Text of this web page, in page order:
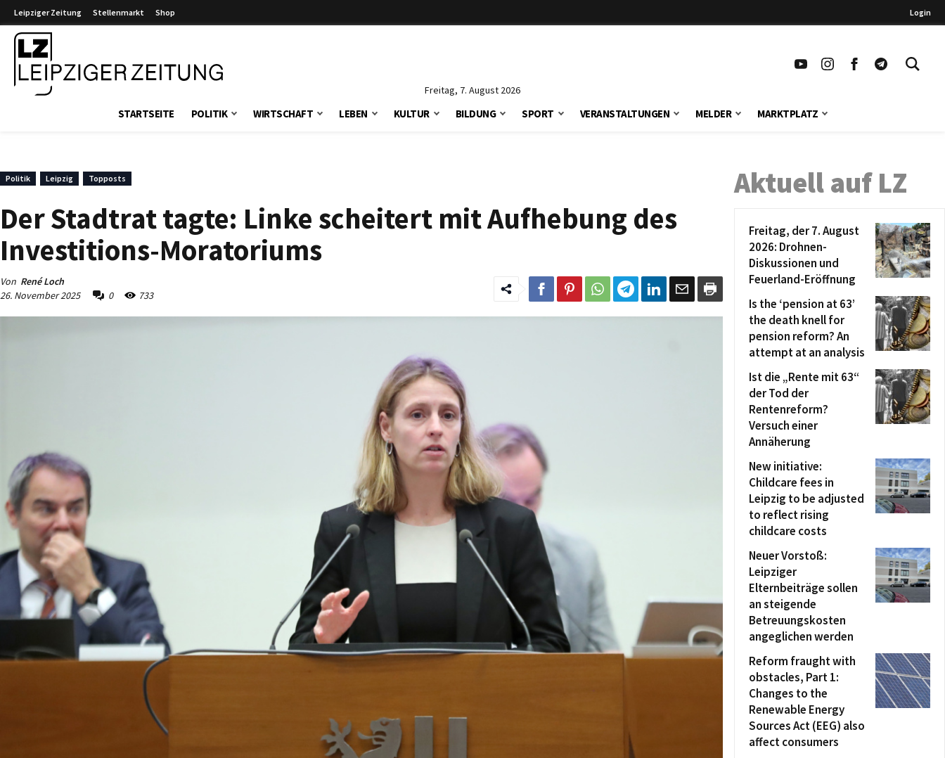
Leipziger Zeitung Stellenmarkt Shop Login
Freitag, 7. August 2026
STARTSEITE POLITIK WIRTSCHAFT LEBEN KULTUR BILDUNG SPORT VERANSTALTUNGEN MELDER MARKTPLATZ
Politik Leipzig Topposts
Der Stadtrat tagte: Linke scheitert mit Aufhebung des
Investitions-Moratoriums
Von René Loch
26. November 2025
0 733
Aktuell auf LZ
Freitag, der 7. August
2026: Drohnen-
Diskussionen und
Feuerland-Eröffnung
Is the ‘pension at 63’
the death knell for
pension reform? An
attempt at an analysis
Ist die „Rente mit 63“
der Tod der
Rentenreform?
Versuch einer
Annäherung
New initiative:
Childcare fees in
Leipzig to be adjusted
to reflect rising
childcare costs
Neuer Vorstoß:
Leipziger
Elternbeiträge sollen
an steigende
Betreuungskosten
angeglichen werden
Reform fraught with
obstacles, Part 1:
Changes to the
Renewable Energy
Sources Act (EEG) also
affect consumers